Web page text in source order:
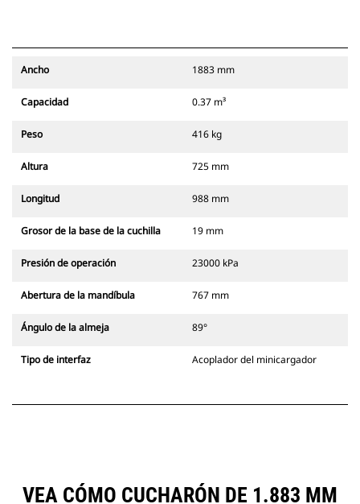
Ancho 1883 mm
Capacidad 0.37 m³
Peso 416 kg
Altura 725 mm
Longitud 988 mm
Grosor de la base de la cuchilla 19 mm
Presión de operación 23000 kPa
Abertura de la mandíbula 767 mm
Ángulo de la almeja 89°
Tipo de interfaz Acoplador del minicargador
VEA CÓMO CUCHARÓN DE 1.883 MM